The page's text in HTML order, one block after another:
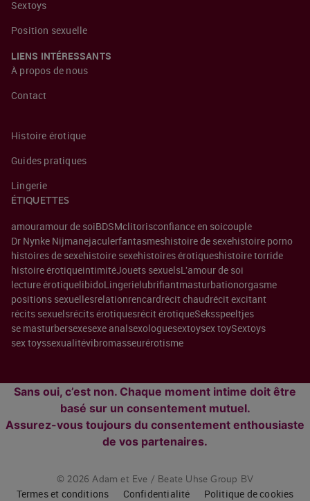
Sextoys
Position sexuelle
LIENS INTÉRESSANTS
À propos de nous
Contact
Histoire érotique
Guides pratiques
Lingerie
ÉTIQUETTES
amouramour de soiBDSMclitorisconfiance en soicouple
Dr Nynke Nijmanejaculerfantasmeshistoire de sexehistoire porno
histoires de sexehistoire sexehistoires érotiqueshistoire torride
histoire érotiqueintimitéJouets sexuelsL'amour de soi
lecture érotiquelibidoLingerielubrifiantmasturbationorgasme
positions sexuellesrelationrencardrécit chaudrécit excitant
récits sexuelsrécits érotiquesrécit érotiqueSeksspeeltjes
se masturbersexesexe analsexologuesextoysex toySextoys
sex toyssexualitévibromasseurérotisme
Sans oui, c’est non. Chaque moment intime doit être
basé sur un consentement mutuel.
Assurez-vous toujours du consentement enthousiaste
de vos partenaires.
© 2026 Adam et Eve / Beate Uhse Group BV
Termes et conditions Confidentialité Politique de cookies